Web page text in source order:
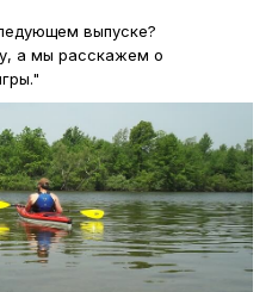
выпуске?
а мы расскажем о